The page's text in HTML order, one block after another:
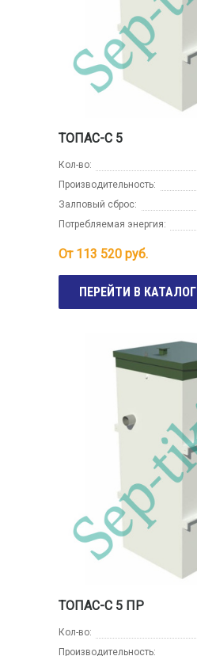
ТОПАС-С 5
Кол-во:
Производительность:
Залповый сброс:
Потребляемая энергия:
От 113 520 руб.
ПЕРЕЙТИ В КАТАЛОГ
ТОПАС-С 5 ПР
Кол-во:
Производительность: